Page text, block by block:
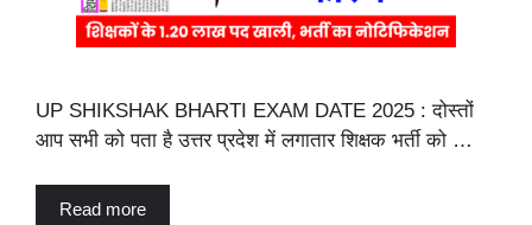
UP SHIKSHAK BHARTI EXAM DATE 2025 : दोस्तों
आप सभी को पता है उत्तर प्रदेश में लगातार शिक्षक भर्ती को …
Read more